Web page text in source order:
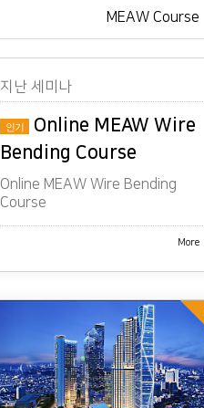
MEAW Course
지난 세미나
인기
Online MEAW Wire
Bending Course
Online MEAW Wire Bending
Course
More